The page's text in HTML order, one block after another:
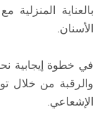
بالعناية
الأسنان.
في خطوة إيجابية
والرقبة من خلال
الإشعاعي.